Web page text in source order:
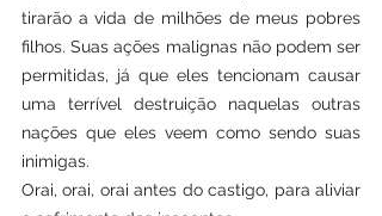
tirarão a vida de milhões de meus pobres
filhos. Suas ações malignas não podem ser
permitidas, já que eles tencionam causar
uma terrível destruição naquelas outras
nações que eles veem como sendo suas
inimigas.
Orai, orai, orai antes do castigo, para aliviar